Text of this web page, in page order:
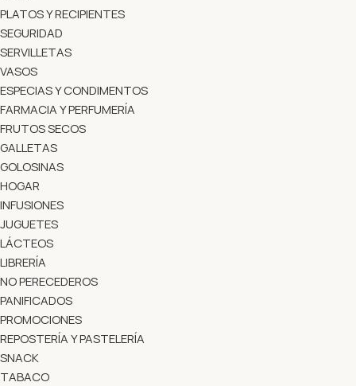
PLATOS Y RECIPIENTES
SEGURIDAD
SERVILLETAS
VASOS
ESPECIAS Y CONDIMENTOS
FARMACIA Y PERFUMERÍA
FRUTOS SECOS
GALLETAS
GOLOSINAS
HOGAR
INFUSIONES
JUGUETES
LÁCTEOS
LIBRERÍA
NO PERECEDEROS
PANIFICADOS
PROMOCIONES
REPOSTERÍA Y PASTELERÍA
SNACK
TABACO